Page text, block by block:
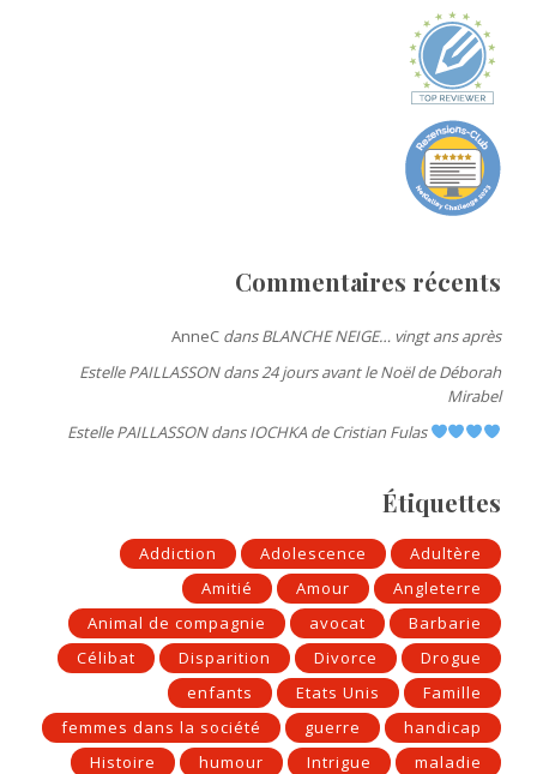
Commentaires récents
AnneC dansBLANCHE NEIGE… vingt ans après
Estelle PAILLASSONdans24 jours avant le Noël de Déborah
Mirabel
Estelle PAILLASSONdansIOCHKA de Cristian Fulas
Étiquettes
Addiction Adolescence
Adultère
Amitié
Amour
Angleterre
Animal de compagnie
avocat
Barbarie
Célibat
Disparition Divorce
Drogue
enfants
Etats Unis
Famille
femmes dans la société
guerre
handicap
Histoire
humour Intrigue
maladie